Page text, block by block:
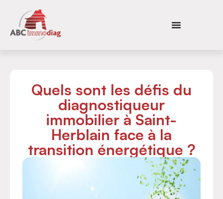
Quels sont les défis du
diagnostiqueur
immobilier à Saint-
Herblain face à la
transition énergétique ?